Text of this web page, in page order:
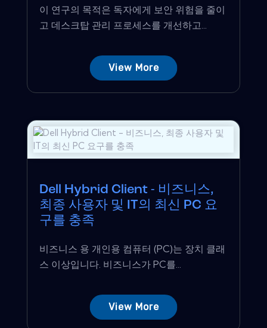
이 연구의 목적은 독자에게 보안 위험을 줄이
고 데스크탑 관리 프로세스를 개선하고...
View More
Dell Hybrid Client - 비즈니스,
최종 사용자 및 IT의 최신 PC 요
구를 충족
비즈니스 용 개인용 컴퓨터 (PC)는 장치 클래
스 이상입니다. 비즈니스가 PC를...
View More